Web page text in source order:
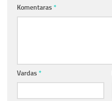
Komentaras *
Vardas *